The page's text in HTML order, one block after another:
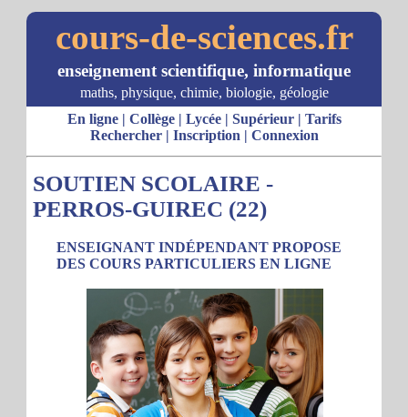
cours-de-sciences.fr
enseignement scientifique, informatique
maths, physique, chimie, biologie, géologie
En ligne| Collège| Lycée| Supérieur| Tarifs
Rechercher| Inscription | Connexion
SOUTIEN SCOLAIRE -
PERROS-GUIREC (22)
ENSEIGNANT INDÉPENDANT PROPOSE
DES COURS PARTICULIERS EN LIGNE